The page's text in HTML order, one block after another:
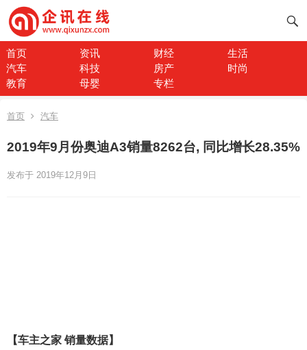
首页 资讯 财经
生活
汽车
科技 房产
时尚
教育
母婴 专栏
首页 汽车
2019年9月份奥迪A3销量8262台, 同比增长28.35%
发布于 2019年12月9日
【车主之家 销量数据】